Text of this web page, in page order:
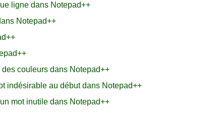
ligne dans Notepad++
Notepad++
couleurs dans Notepad++
indésirable au début dans Notepad++
mot inutile dans Notepad++